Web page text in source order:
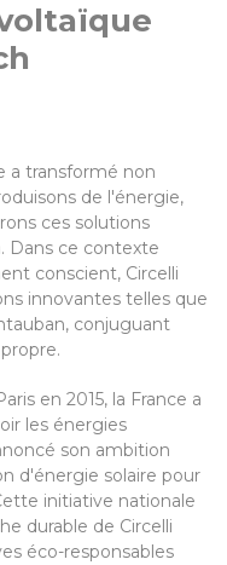
a transformé non
de l'énergie,
ces solutions
Dans ce contexte
conscient, Circelli
innovantes telles que
conjuguant
en 2015, la France a
les énergies
son ambition
d'énergie solaire pour
initiative nationale
durable de Circelli
éco-responsables